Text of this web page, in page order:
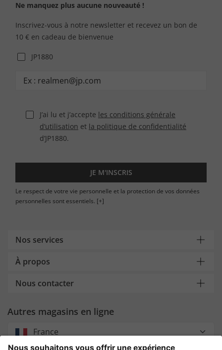
Ne manquez plus aucune nouveauté !
Inscrivez-vous à notre newsletter et recevez un bon de
10 € en cadeau de bienvenue
JP1880
J’ai lu et j’accepte les conditions générale
d’utilisation et la politique de confidentialité
d’JP1880.
JE M'INSCRIS
Le respect de votre vie personnelle et la protection de vos données
personnelles sont essentiels. [+]
Nos services
À propos
Nous contacter
Autres magasins en ligne
France